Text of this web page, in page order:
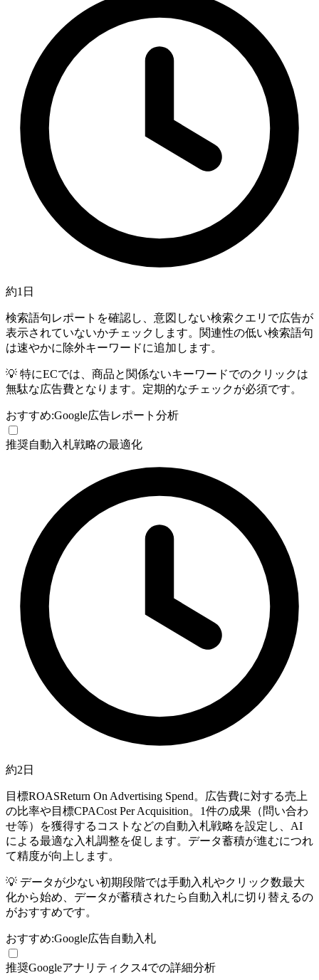
約1日
検索語句レポートを確認し、意図しない検索クエリで広告が
表示されていないかチェックします。関連性の低い検索語句
は速やかに除外キーワードに追加します。
💡 特にECでは、商品と関係ないキーワードでのクリックは
無駄な広告費となります。定期的なチェックが必須です。
おすすめ:Google広告レポート分析
推奨自動入札戦略の最適化
約2日
目標ROASReturn On Advertising Spend。広告費に対する売上
の比率や目標CPACost Per Acquisition。1件の成果（問い合わ
せ等）を獲得するコスト などの自動入札戦略を設定し、AI
による最適な入札調整を促します。データ蓄積が進むにつれ
て精度が向上します。
💡 データが少ない初期段階では手動入札やクリック数最大
化から始め、データが蓄積されたら自動入札に切り替えるの
がおすすめです。
おすすめ:Google広告自動入札
推奨Googleアナリティクス4での詳細分析